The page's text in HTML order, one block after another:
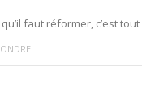
faut réformer, c’est